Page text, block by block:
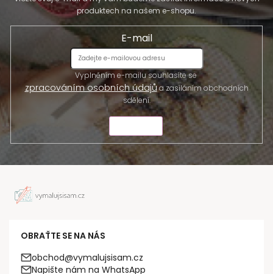
produktech na našem e-shopu.
E-mail
Vyplněním e-mailu souhlasíte se
zpracováním osobních údajůa zasíláním obchodních
sdělení.
OBRAŤTE SE NA NÁS
obchod@vymalujsisam.cz
Napište nám na WhatsApp